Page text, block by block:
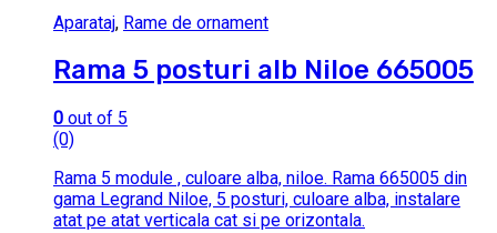
Aparataj, Rame de ornament
Rama 5 posturi alb Niloe 665005
0 out of 5
(0)
Rama 5 module , culoare alba, niloe. Rama 665005 din
gama Legrand Niloe, 5 posturi, culoare alba, instalare
atat pe atat verticala cat si pe orizontala.